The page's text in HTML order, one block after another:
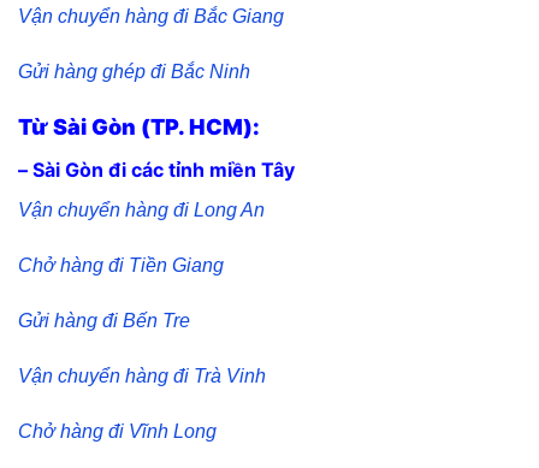
Vận chuyển hàng đi Bắc Giang
Gửi hàng ghép đi Bắc Ninh
Từ Sài Gòn (TP. HCM):
– Sài Gòn đi các tỉnh miền Tây
Vận chuyển hàng đi Long An
Chở hàng đi Tiền Giang
Gửi hàng đi Bến Tre
Vận chuyển hàng đi Trà Vinh
Chở hàng đi Vĩnh Long